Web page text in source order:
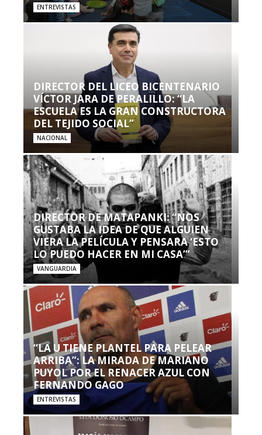
ENTREVISTAS
DIRECTOR DEL LICEO BICENTENARIO
VÍCTOR JARA DE PERALILLO: “LA
ESCUELA ES LA GRAN CONSTRUCTORA
DEL TEJIDO SOCIAL”
NACIONAL
DIRECTOR DE MATAPANKI: “NOS
GUSTABA LA IDEA DE QUE ALGUIEN
VIERA LA PELÍCULA Y PENSARA ‘ESTO
LO PUEDO HACER EN MI CASA’”
VANGUARDIA
“LA U TIENE PLANTEL PARA PELEAR
ARRIBA”: LA MIRADA DE MARIANO
PUYOL POR EL RENACER AZUL CON
FERNANDO GAGO
ENTREVISTAS